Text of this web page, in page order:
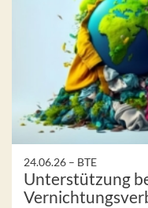
24.06.26 – BTE
Unterstützung